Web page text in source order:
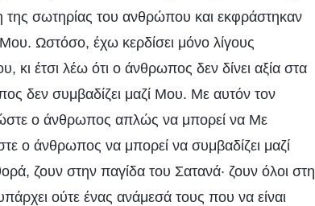
της σωτηρίας του ανθρώπου και εκφράστηκαν
Ωστόσο, έχω κερδίσει μόνο λίγους
έτσι λέω ότι ο άνθρωπος δεν δίνει αξία στα
δεν συμβαδίζει μαζί Μου. Με αυτόν τον
ο άνθρωπος απλώς να μπορεί να Με
ο άνθρωπος να μπορεί να συμβαδίζει μαζί
ζουν στην παγίδα του Σατανά· ζουν όλοι στη
ούτε ένας ανάμεσά τους που να είναι